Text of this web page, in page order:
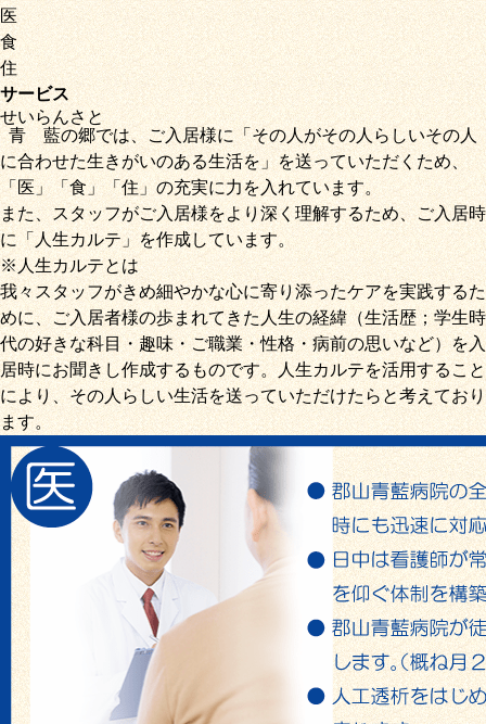
医
食
住
サービス
青藍
せいらん
の郷
さと
では、ご入居様に「その人がその人らしいその人
に合わせた生きがいのある生活を」を送っていただくため、
「医」 「食」「住」の充実に力を入れています。
また、スタッフがご入居様をより深く理解するため、ご入居時
に「人生カルテ」を作成しています。
※人生カルテとは
我々スタッフがきめ細やかな心に寄り添ったケアを実践するた
めに、ご入居者様の歩まれてきた人生の経緯（生活歴；学生時
代の好きな科目・趣味・ご職業・性格・病前の思いなど）を入
居時にお聞きし作成するものです。人生カルテを活用すること
により、その人らしい生活を送っていただけたらと考えており
ます。